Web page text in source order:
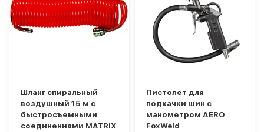
Шланг спиральный
воздушный 15 м с
быстросъемными
соединениями MATRIX
Пистолет для
подкачки шин с
манометром AERO
FoxWeld